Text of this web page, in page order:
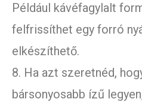
Például kávéfagylalt
felfrissíthet egy forró
elkészíthető.
8. Ha azt szeretnéd,
bársonyosabb ízű